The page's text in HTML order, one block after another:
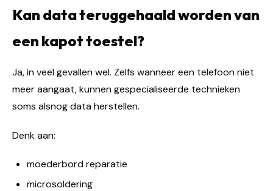
Kan data teruggehaald worden van
een kapot toestel?
Ja, in veel gevallen wel. Zelfs wanneer een telefoon niet
meer aangaat, kunnen gespecialiseerde technieken
soms alsnog data herstellen.
Denk aan:
moederbord reparatie
microsoldering